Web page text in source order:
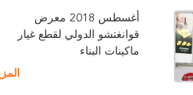
أغسطس 2018 معرض
قوانغتشو الدولي لقطع غيار
ماكينات البناء